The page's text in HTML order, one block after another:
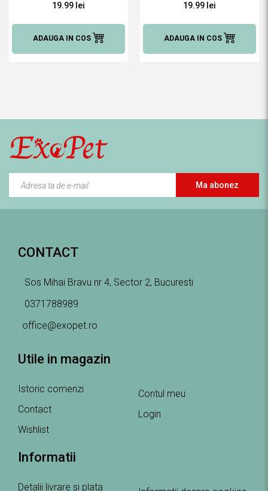
19.99 lei
ADAUGA IN COS
19.99 lei
ADAUGA IN COS
Ma abonez
CONTACT
Sos Mihai Bravu nr 4, Sector 2, Bucuresti
0371788989
office@exopet.ro
Utile in magazin
Istoric comenzi
Contact
Wishlist
Contul meu
Login
Informatii
Detalii livrare si plata